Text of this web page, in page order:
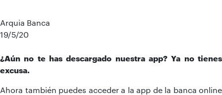
Arquia Banca
19/5/20
¿Aún no te has descargado nuestra app? Ya no tienes
excusa.
Ahora también puedes acceder a la app de la banca online